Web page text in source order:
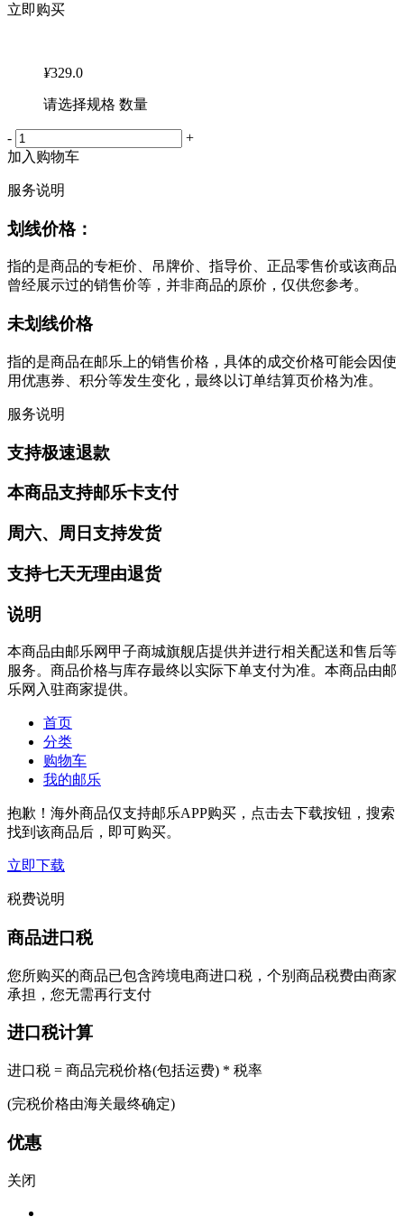
立即购买
¥329.0
请选择规格 数量
-
+
加入购物车
服务说明
划线价格：
指的是商品的专柜价、吊牌价、指导价、正品零售价或该商品
曾经展示过的销售价等，并非商品的原价，仅供您参考。
未划线价格
指的是商品在邮乐上的销售价格，具体的成交价格可能会因使
用优惠券、积分等发生变化，最终以订单结算页价格为准。
服务说明
支持极速退款
本商品支持邮乐卡支付
周六、周日支持发货
支持七天无理由退货
说明
本商品由邮乐网甲子商城旗舰店提供并进行相关配送和售后等
服务。商品价格与库存最终以实际下单支付为准。本商品由邮
乐网入驻商家提供。
首页
分类
购物车
我的邮乐
抱歉！海外商品仅支持邮乐APP购买，点击去下载按钮，搜索
找到该商品后，即可购买。
立即下载
税费说明
商品进口税
您所购买的商品已包含跨境电商进口税，个别商品税费由商家
承担，您无需再行支付
进口税计算
进口税 = 商品完税价格(包括运费) * 税率
(完税价格由海关最终确定)
优惠
关闭